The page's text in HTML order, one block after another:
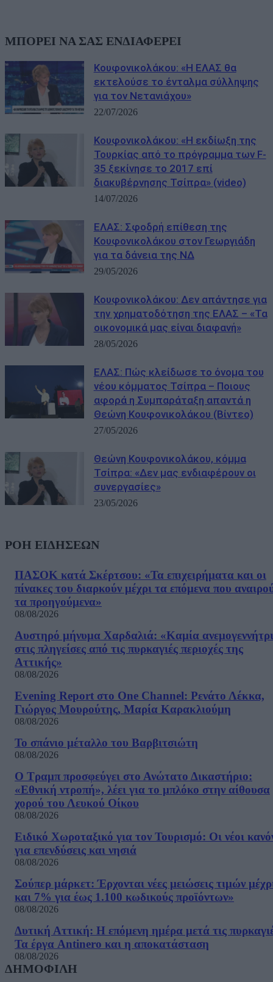
ΜΠΟΡΕΙ ΝΑ ΣΑΣ ΕΝΔΙΑΦΕΡΕΙ
Κουφονικολάκου: «Η ΕΛΑΣ θα
εκτελούσε το ένταλμα σύλληψης
για τον Νετανιάχου»
22/07/2026
Κουφονικολάκου: «Η εκδίωξη της
Τουρκίας από το πρόγραμμα των F-
35 ξεκίνησε το 2017 επί
διακυβέρνησης Τσίπρα» (video)
14/07/2026
ΕΛΑΣ: Σφοδρή επίθεση της
Κουφονικολάκου στον Γεωργιάδη
για τα δάνεια της ΝΔ
29/05/2026
Κουφονικολάκου: Δεν απάντησε για
την χρηματοδότηση της ΕΛΑΣ – «Τα
οικονομικά μας είναι διαφανή»
28/05/2026
ΕΛΑΣ: Πώς κλείδωσε το όνομα του
νέου κόμματος Τσίπρα – Ποιους
αφορά η Συμπαράταξη απαντά η
Θεώνη Κουφονικολάκου (Βίντεο)
27/05/2026
Θεώνη Κουφονικολάκου, κόμμα
Τσίπρα: «Δεν μας ενδιαφέρουν οι
συνεργασίες»
23/05/2026
ΡΟΗ ΕΙΔΗΣΕΩΝ
ΠΑΣΟΚ κατά Σκέρτσου: «Τα επιχειρήματα και οι
πίνακες του διαρκούν μέχρι τα επόμενα που
τα προηγούμενα»
08/08/2026
Αυστηρό μήνυμα Χαρδαλιά: «Καμία
στις πληγείσες από τις πυρκαγιές περιοχές της
Αττικής»
08/08/2026
Evening Report στο One Channel: Ρενάτο Λέκκα,
Γιώργος Μουρούτης, Μαρία Καρακλιούμη
08/08/2026
Το σπάνιο μέταλλο του Βαρβιτσιώτη
08/08/2026
Ο Τραμπ προσφεύγει στο Ανώτατο Δικαστήριο:
«Εθνική ντροπή», λέει για το μπλόκο στην αίθουσα
χορού του Λευκού Οίκου
08/08/2026
Ειδικό Χωροταξικό για τον Τουρισμό: Οι νέοι
για επενδύσεις και νησιά
08/08/2026
Σούπερ μάρκετ: Έρχονται νέες μειώσεις τιμών
και 7% για έως 1.100 κωδικούς προϊόντων»
08/08/2026
Δυτική Αττική: Η επόμενη ημέρα μετά τις
Τα έργα Antinero και η αποκατάσταση
08/08/2026
ΔΗΜΟΦΙΛΗ